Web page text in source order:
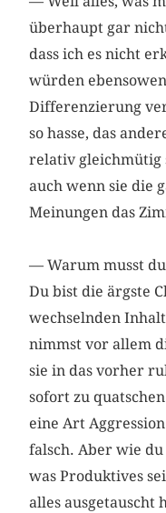
überhaupt gar
dass ich es nicht
würden
Differenzierung
so hasse, das
relativ gleichmütig
auch wenn sie die
Meinungen das
— Warum musst
Du bist die ärgste
wechselnden
nimmst vor allem
sie in das vorher
sofort zu
eine Art
falsch. Aber wie
was Produktives
alles ausgetauscht